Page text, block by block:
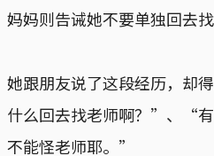
妈妈则告诫她不要单独回去找
她跟朋友说了这段经历，却
什么回去找老师啊？”、“
不能怪老师耶。”